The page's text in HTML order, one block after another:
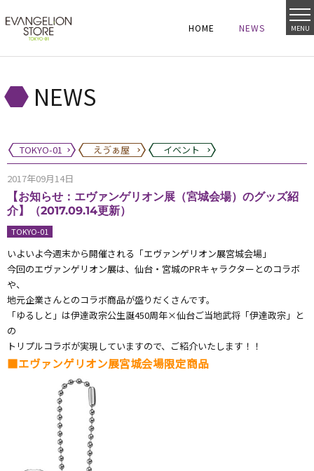
MENU
HOME
HOME NEWS
NEWS
NEWS
TOKYO-01 えゔぁ屋 イベント
2017年09月14日
【お知らせ：エヴァンゲリオン展（宮城会場）のグッズ紹
介】（2017.09.14更新）
TOKYO-01
いよいよ今週末から開催される「エヴァンゲリオン展宮城会場」
今回のエヴァンゲリオン展は、仙台・宮城のPRキャラクターとのコラボ
や、
地元企業さんとのコラボ商品が盛りだくさんです。
「ゆるしと」は伊達政宗公生誕450周年×仙台ご当地武将「伊達政宗」と
の
トリプルコラボが実現していますので、ご紹介いたします！！
■エヴァンゲリオン展宮城会場限定商品